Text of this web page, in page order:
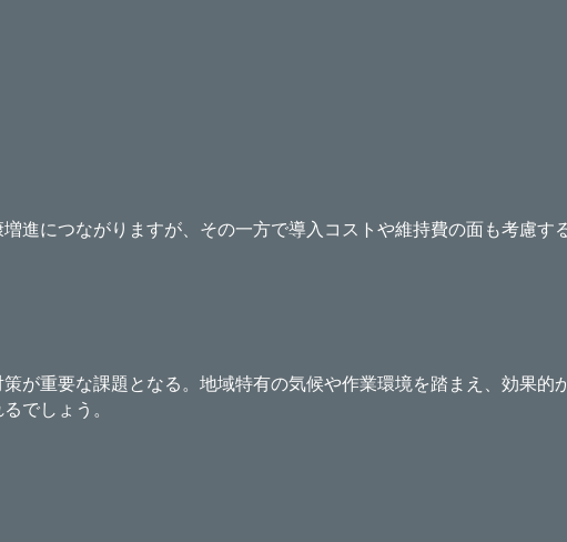
進につながりますが、その一方で導入コストや維持費の面も考慮す
が重要な課題となる。地域特有の気候や作業環境を踏まえ、効果
でしょう。